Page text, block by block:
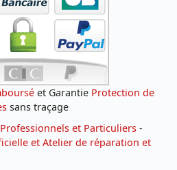
et Garantie Protection de
sans traçage
Professionnels et Particuliers -
et Atelier de réparation et